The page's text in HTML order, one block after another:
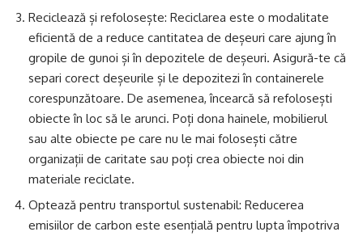
Reciclează și refolosește: Reciclarea este o modalitate
eficientă de a reduce cantitatea de deșeuri care ajung în
gropile de gunoi și în depozitele de deșeuri. Asigură-te că
separi corect deșeurile și le depozitezi în containerele
corespunzătoare. De asemenea, încearcă să refolosești
obiecte în loc să le arunci. Poți dona hainele, mobilierul
sau alte obiecte pe care nu le mai folosești către
organizații de caritate sau poți crea obiecte noi din
materiale reciclate.
Optează pentru transportul sustenabil: Reducerea
emisiilor de carbon este esențială pentru lupta împotriva